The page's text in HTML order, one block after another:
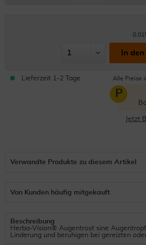
In
Lieferzeit 1-2 Tage Alle Preise
P
Jetzt
Verwandte Produkte zu diesem Artikel
Von Kunden häufig mitgekauft
Beschreibung
Herba-Vision® Augentrost sine
Linderung und beruhigen bei gereizten